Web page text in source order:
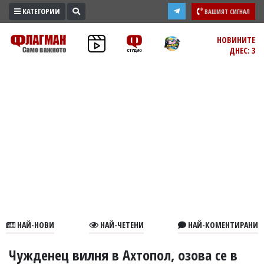
ПРОМО
ЗОНА
В
КАТЕГОРИИ ВАШИЯТ СИГНАЛ
НОВИНИТЕ
ДНЕС: 3
НАЙ-НОВИ НАЙ-ЧЕТЕНИ НАЙ-КОМЕНТИРАНИ
Чужденец вилня в Ахтопол, озова се в